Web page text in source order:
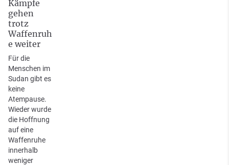
Kämpfe
gehen
trotz
Waffenruh
e weiter
Für die
Menschen im
Sudan gibt es
keine
Atempause.
Wieder wurde
die Hoffnung
auf eine
Waffenruhe
innerhalb
weniger